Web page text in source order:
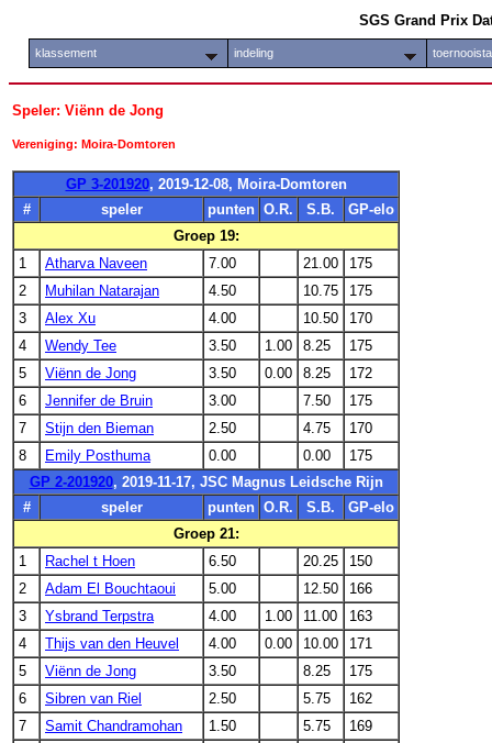
SGS Grand Prix
klassement indeling
Speler: Viënn de Jong
Vereniging: Moira-Domtoren
GP 3-201920, 2019-12-08, Moira-Domtoren
#
speler punten O.R. S.B.
GP-elo
Groep 19:
1
Atharva Naveen 7.00 21.00
175
2
Muhilan Natarajan 4.50 10.75
175
3
Alex Xu 4.00 10.50
170
4
Wendy Tee 3.50 1.00 8.25
175
5
Viënn de Jong 3.50 0.00 8.25
172
6
Jennifer de Bruin 3.00 7.50
175
7
Stijn den Bieman 2.50 4.75
170
8
Emily Posthuma 0.00 0.00
175
GP 2-201920, 2019-11-17, JSC Magnus Leidsche Rijn
#
speler punten O.R. S.B.
GP-elo
Groep 21:
1
Rachel t Hoen 6.50 20.25
150
2
Adam El Bouchtaoui 5.00 12.50
166
3
Ysbrand Terpstra 4.00 1.00 11.00
163
4
Thijs van den Heuvel 4.00 0.00 10.00
171
5
Viënn de Jong 3.50 8.25
175
6
Sibren van Riel 2.50 5.75
162
7
Samit Chandramohan 1.50 5.75
169